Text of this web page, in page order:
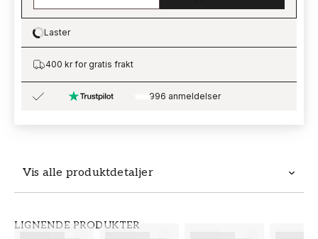
Vis alle produktdetaljer
LIGNENDE PRODUKTER
Loading…
Laster
400 kr for gratis frakt
996 anmeldelser